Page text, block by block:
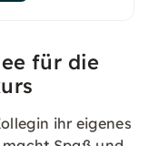
für die
ihr eigenes